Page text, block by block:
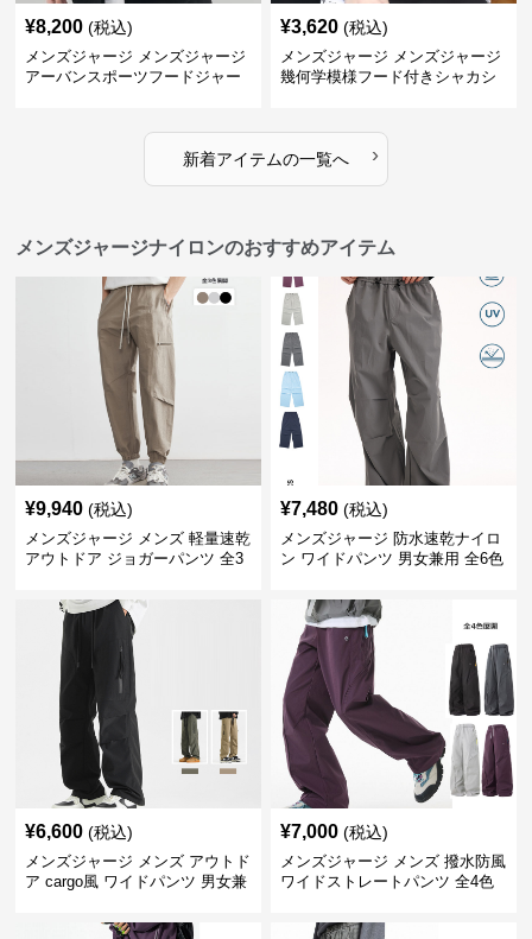
¥8,200 (税込)
メンズジャージ メンズジャージ
アーバンスポーツフードジャー
¥3,620 (税込)
メンズジャージ メンズジャージ
幾何学模様フード付きシャカシ
新着アイテムの一覧へ ›
メンズジャージナイロンのおすすめアイテム
¥9,940 (税込)
メンズジャージ メンズ 軽量速乾
アウトドア ジョガーパンツ 全3
¥7,480 (税込)
メンズジャージ 防水速乾ナイロ
ン ワイドパンツ 男女兼用 全6色
¥6,600 (税込)
メンズジャージ メンズ アウトド
ア cargo風 ワイドパンツ 男女兼
¥7,000 (税込)
メンズジャージ メンズ 撥水防風
ワイドストレートパンツ 全4色